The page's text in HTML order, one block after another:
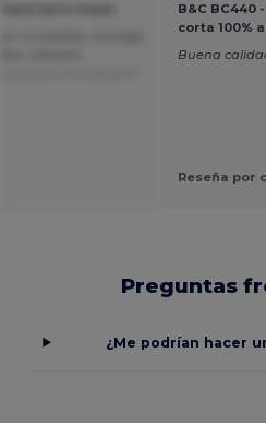
B&C BC440
corta 100%
Buena
Reseña por
Preguntas
¿Me podrían hacer